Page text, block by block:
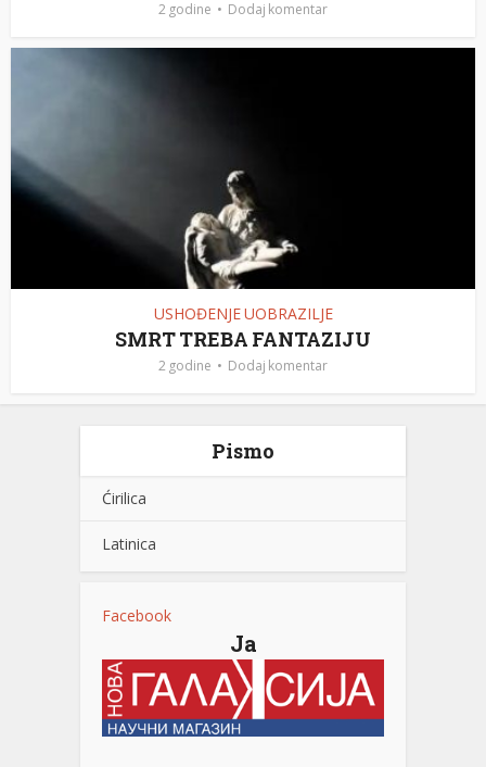
2 godine Dodaj komentar
USHOĐENJE UOBRAZILJE
SMRT TREBA FANTAZIJU
2 godine Dodaj komentar
Pismo
Ćirilica
Latinica
Facebook
Ja